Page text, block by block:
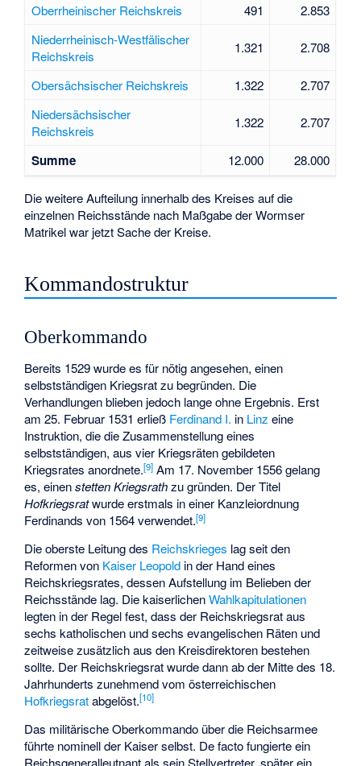
Oberrheinischer Reichskreis
491
2.853
Niederrheinisch-Westfälischer
Reichskreis
1.321 2.708
Obersächsischer Reichskreis 1.322
2.707
Niedersächsischer
Reichskreis
1.322 2.707
Summe 12.000 28.000
Die weitere Aufteilung innerhalb des Kreises auf die
einzelnen Reichsstände nach Maßgabe der Wormser
Matrikel war jetzt Sache der Kreise.
Kommandostruktur
Oberkommando
Bereits 1529 wurde es für nötig angesehen, einen
selbstständigen Kriegsrat zu begründen. Die
Verhandlungen blieben jedoch lange ohne Ergebnis. Erst
am 25. Februar 1531 erließ Ferdinand I. in Linz eine
Instruktion, die die Zusammenstellung eines
selbstständigen, aus vier Kriegsräten gebildeten
Kriegsrates anordnete.[9] Am 17. November 1556 gelang
es, einenstetten Kriegsrathzu gründen. Der Titel
Hofkriegsratwurde erstmals in einer Kanzleiordnung
Ferdinands von 1564 verwendet.[9]
Die oberste Leitung des Reichskrieges lag seit den
Reformen von Kaiser Leopold in der Hand eines
Reichskriegsrates, dessen Aufstellung im Belieben der
Reichsstände lag. Die kaiserlichenWahlkapitulationen
legten in der Regel fest, dass der Reichskriegsrat aus
sechs katholischen und sechs evangelischen Räten und
zeitweise zusätzlich aus den Kreisdirektorenbestehen
sollte. Der Reichskriegsrat wurde dann ab der Mitte des 18.
Jahrhunderts zunehmend vom österreichischen
Hofkriegsratabgelöst.[10]
Das militärische Oberkommando über die Reichsarmee
führte nominell der Kaiser selbst. De facto fungierte ein
Reichsgeneralleutnant als sein Stellvertreter, später ein